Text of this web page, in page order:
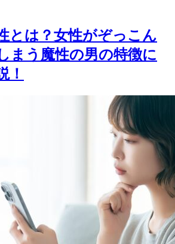
とは？女性がぞっこん
まう魔性の男の特徴に
！